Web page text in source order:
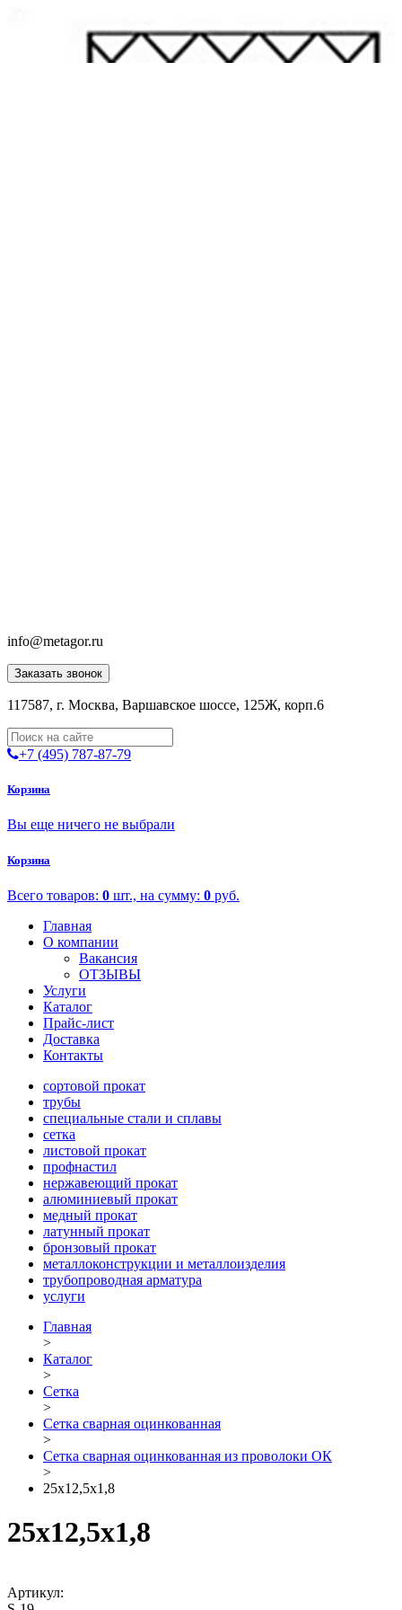
info@metagor.ru
Заказать звонок
117587, г. Москва, Варшавское шоссе, 125Ж, корп.6
+7 (495) 787-87-79
Корзина
Вы еще ничего не выбрали
Корзина
Всего товаров: 0 шт., на сумму: 0 руб.
Главная
О компании
Вакансия
ОТЗЫВЫ
Услуги
Каталог
Прайс-лист
Доставка
Контакты
сортовой прокат
трубы
специальные стали и сплавы
сетка
листовой прокат
профнастил
нержавеющий прокат
алюминиевый прокат
медный прокат
латунный прокат
бронзовый прокат
металлоконструкции и металлоизделия
трубопроводная арматура
услуги
Главная
>
Каталог
>
Сетка
>
Сетка сварная оцинкованная
>
Сетка сварная оцинкованная из проволоки ОК
>
25х12,5х1,8
25х12,5х1,8
Артикул: